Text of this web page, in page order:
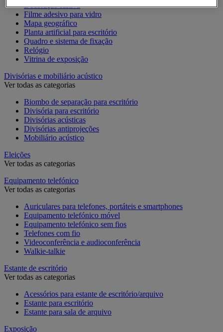
Decoração festiva
Filme adesivo para vidro
Mapa geográfico
Planta artificial para escritório
Quadro e sistema de fixação
Relógio
Vitrina de exposição
Divisórias e mobiliário acústico
Ver todas as categorias
Biombo de separação para escritório
Divisória para escritório
Divisórias acústicas
Divisórias antiprojeções
Mobiliário acústico
Eleições
Ver todas as categorias
Equipamento telefónico
Ver todas as categorias
Auriculares para telefones, portáteis e smartphones
Equipamento telefónico móvel
Equipamento telefónico sem fios
Telefones com fio
Videoconferência e audioconferência
Walkie-talkie
Estante de escritório
Ver todas as categorias
Acessórios para estante de escritório/arquivo
Estante para escritório
Estante para sala de arquivo
Exposição